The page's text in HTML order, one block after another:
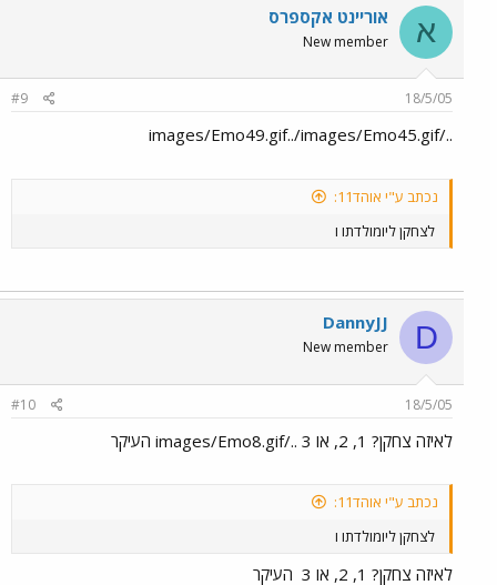
א אוריינט אקספרס
New member
18/5/05
#9
../images/Emo49.gif../images/Emo45.gif
נכתב ע"י אוהד11:
לצחקן ליומולדתו ו
D
DannyJJ
New member
18/5/05
#10
לאיזה צחקן? 1, 2, או 3 ../images/Emo8.gif העיקר
נכתב ע"י אוהד11:
לצחקן ליומולדתו ו
לאיזה צחקן? 1, 2, או 3 העיקר